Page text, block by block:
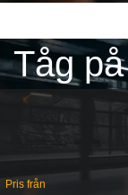
Tåg
Pris från